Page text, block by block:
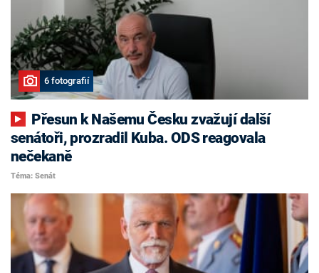
6 fotografií
senátoři, prozradil Kuba. ODS reagovala
nečekaně
Téma: Senát